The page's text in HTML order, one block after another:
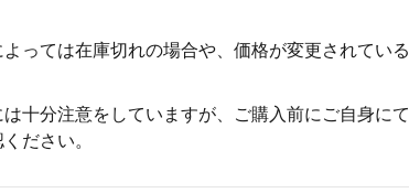
っては在庫切れの場合や、価格が変更されてい
十分注意をしていますが、ご購入前にご自身に
ださい。